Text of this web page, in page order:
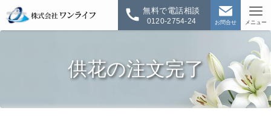
無料で電話相談
0120-2754-24 お問合せ メニュー
供花の注文完了